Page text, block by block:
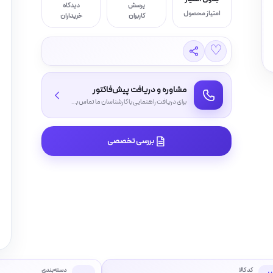
امتیاز محصول
پرسش
کاربران
دیدگاه
خریداران
♡
مشاوره و دریافت پیش‌فاکتور
برای دریافت راهنمایی با کارشناسان ما تماس بگیرید
بررسی تخصصی
کد کالا دسته‌بندی